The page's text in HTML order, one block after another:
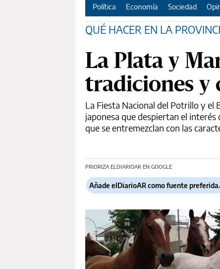
Política Economía Sociedad
QUÉ HACER EN LA
La Plata y
tradiciones y
La Fiesta Nacional del Potrillo y el
japonesa que despiertan el
que se entremezclan con las
PRIORIZA ELDIARIOAR EN GOOGLE
Añade elDiarioAR como fuente preferida